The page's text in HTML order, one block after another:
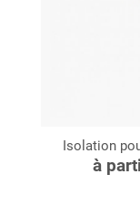
Isolation
à